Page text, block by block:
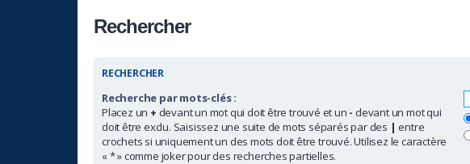
Rechercher
RECHERCHER
Recherche par mots-clés :
Placez un + devant un mot qui doit être trouvé et un - devant un mot qui
doit être exclu. Saisissez une suite de mots séparés par des | entre
crochets si uniquement un des mots doit être trouvé. Utilisez le caractère
« * » comme joker pour des recherches partielles.